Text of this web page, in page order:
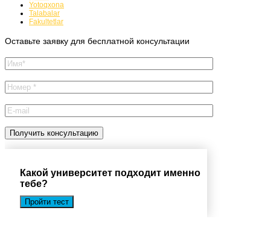
Yotoqxona
Talabalar
Fakultetlar
Оставьте заявку для бесплатной консультации
Какой университет подходит именно
тебе?
Пройти тест